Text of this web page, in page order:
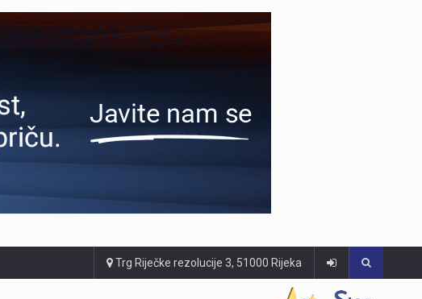
Trg Riječke rezolucije 3, 51000 Rijeka